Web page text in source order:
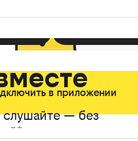
слушайте — без
в приложении